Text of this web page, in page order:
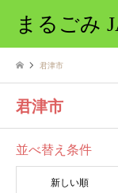
まるごみ
君津市
君津市
並べ替え条件
新しい順